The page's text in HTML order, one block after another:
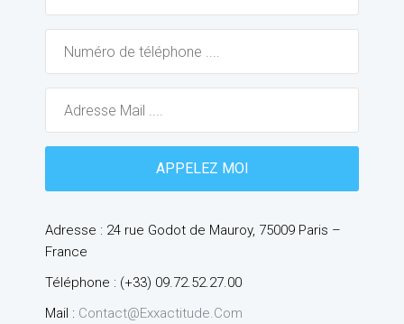
Adresse : 24 rue Godot de Mauroy, 75009 Paris –
France
Téléphone : (+33) 09.72.52.27.00
Mail : Contact@exxactitude.com